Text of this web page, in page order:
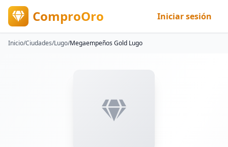
ComproOro Iniciar sesión
Inicio/Ciudades/Lugo/Megaempeños Gold Lugo